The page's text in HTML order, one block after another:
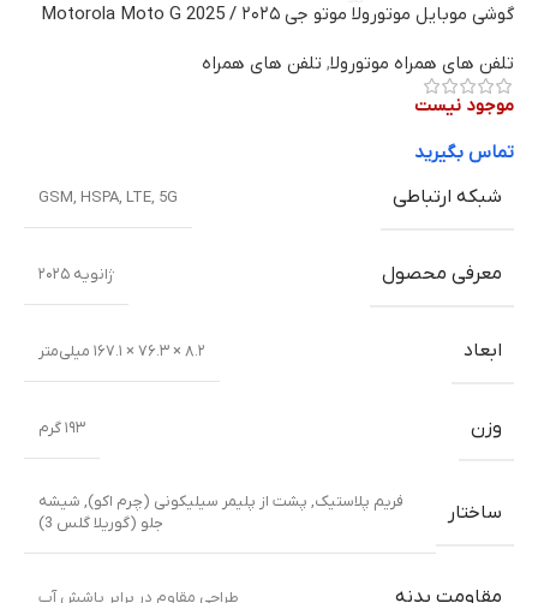
گوشی موبایل موتورولا موتو جی ۲۰۲۵ / Motorola Moto G 2025
تلفن های همراه موتورولا, تلفن های همراه
موجود نیست
تماس بگیرید
شبکه ارتباطی
GSM, HSPA, LTE, 5G
معرفی محصول ژانویه ۲۰۲۵
ابعاد ۸.۲ × ۷۶.۳ × ۱۶۷.۱ میلی‌متر
وزن ۱۹۳ گرم
ساختار فریم پلاستیک, پشت از پلیمر سیلیکونی (چرم اکو), شیشه
جلو (گوریلا گلس 3)
مقاومت بدنه طراحی مقاوم در برابر پاشش آب